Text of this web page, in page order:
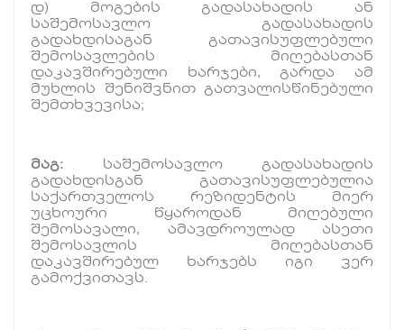
დ) მოგების გადასახადის ან
საშემოსავლო გადასახადის
გადახდისაგან გათავისუფლებული
შემოსავლების მიღებასთან
დაკავშირებული ხარჯები, გარდა ამ
მუხლის შენიშვნით გათვალისწინებული
შემთხვევისა;
მაგ: საშემოსავლო გადასახადის
გადახდისგან გათავისუფლებულია
საქართველოს რეზიდენტის მიერ
უცხოური წყაროდან მიღებული
შემოსავალი, ამავდროულად ასეთი
შემოსავლის მიღებასთან
დაკავშირებულ ხარჯებს იგი ვერ
გამოქვითავს.